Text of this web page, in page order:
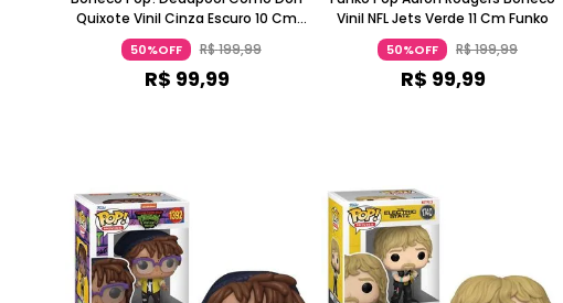
Quixote Vinil Cinza Escuro 10 Cm
Funko
50%OFF R$199,99
R$ 99,99
Vinil NFL Jets Verde 11 Cm Funko
50%OFF R$199,99
R$ 99,99